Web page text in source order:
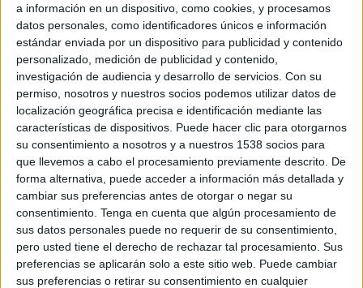
a información en un dispositivo, como cookies, y procesamos
datos personales, como identificadores únicos e información
estándar enviada por un dispositivo para publicidad y contenido
personalizado, medición de publicidad y contenido,
investigación de audiencia y desarrollo de servicios. Con su
permiso, nosotros y nuestros socios podemos utilizar datos de
localización geográfica precisa e identificación mediante las
características de dispositivos. Puede hacer clic para otorgarnos
su consentimiento a nosotros y a nuestros 1538 socios para
que llevemos a cabo el procesamiento previamente descrito. De
forma alternativa, puede acceder a información más detallada y
cambiar sus preferencias antes de otorgar o negar su
consentimiento. Tenga en cuenta que algún procesamiento de
sus datos personales puede no requerir de su consentimiento,
pero usted tiene el derecho de rechazar tal procesamiento. Sus
preferencias se aplicarán solo a este sitio web. Puede cambiar
sus preferencias o retirar su consentimiento en cualquier
d'Arnadí sota la direcció musical de Dani
Espasa. El contratenor Xavier Sabata i les veus
de Marta Almajano, Guilia Semenzato, Juan
Sancho i Luigi De Donato portaran per primera
vegada al festival l'oratori per a cinc veus 'San
Giovanni Battista' d'Alessandro Stradella.
L'obra, estrenada l'any 1675 a Roma, va quedar
enterrada fins al 1949 quan van recuperar-ne la
partitura. De narració bíblica però amb
rerefons secular, posa en joc imatges de la
iconografia tradicional de Sant Joan Baptista i
en diversos personatges bíblics.